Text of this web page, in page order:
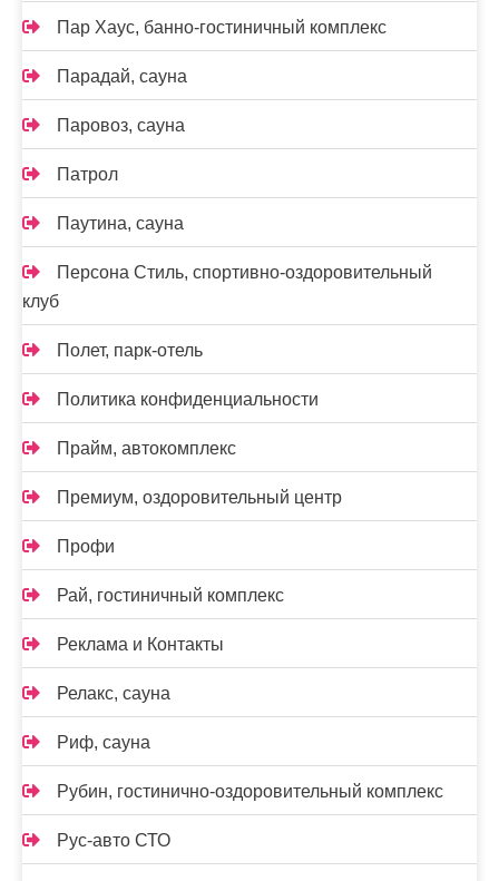
Пар Хаус, банно-гостиничный комплекс
Парадай, сауна
Паровоз, сауна
Патрол
Паутина, сауна
Персона Стиль, спортивно-оздоровительный
клуб
Полет, парк-отель
Политика конфиденциальности
Прайм, автокомплекс
Премиум, оздоровительный центр
Профи
Рай, гостиничный комплекс
Реклама и Контакты
Релакс, сауна
Риф, сауна
Рубин, гостинично-оздоровительный комплекс
Рус-авто СТО